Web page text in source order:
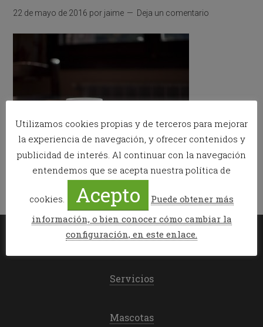
22 de mayo de 2016 por jaime Deja un comentario
Servicios
Mascotas
Utilizamos cookies propias y de terceros para mejorar
la experiencia de navegación, y ofrecer contenidos y
publicidad de interés. Al continuar con la navegación
entendemos que se acepta nuestra política de
cookies. Acepto
Puede obtener más
información, o bien conocer cómo cambiar la
configuración, en este enlace.